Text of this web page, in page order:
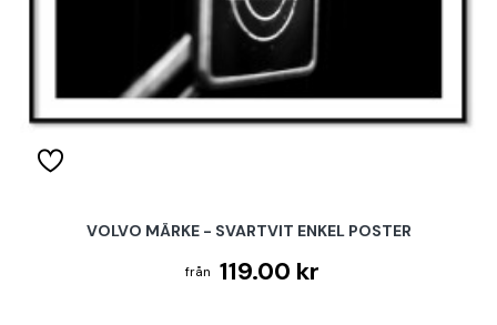
VOLVO MÄRKE - SVARTVIT ENKEL POSTER
119.00 kr